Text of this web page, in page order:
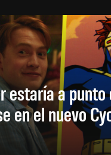
estaría a punto
en el nuevo